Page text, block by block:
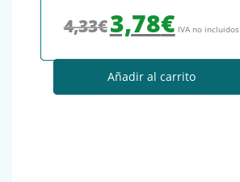
4,33€3,78€ IVA no incluidos
Añadir al carrito